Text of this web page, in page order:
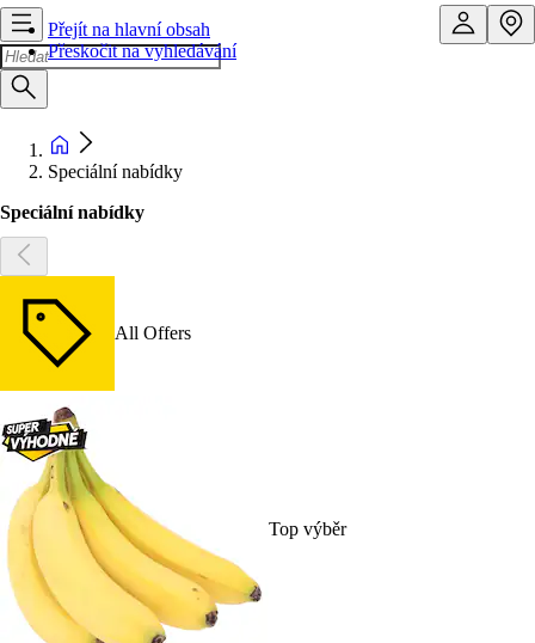
Přejít na hlavní obsah
Přeskočit na vyhledávání
Speciální nabídky
Speciální nabídky
All Offers
Top výběr